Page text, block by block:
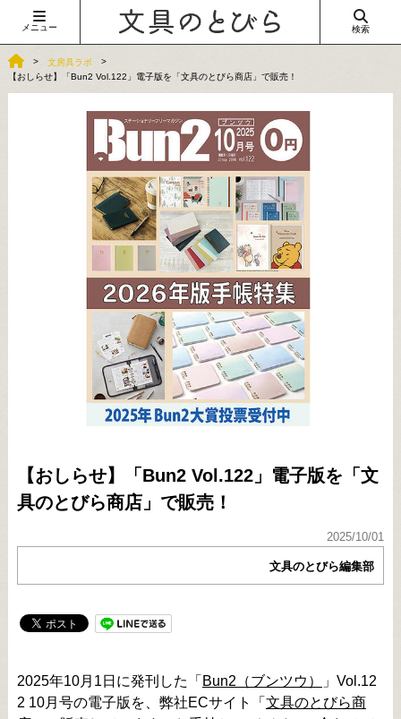
メニュー 検索
文房具ラボ
【おしらせ】「Bun2 Vol.122」電子版を「文具のとびら商店」で販売！
【おしらせ】「Bun2 Vol.122」電子版を「文
具のとびら商店」で販売！
2025/10/01
文具のとびら編集部
2025年10月1日に発刊した「 Bun2（ブンツウ）
」Vol.12
2 10月号の電子版を、弊社ECサイト「 文具のとびら商